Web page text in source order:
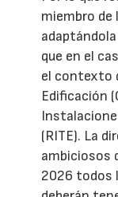
miembro de
que en el
el contexto
Edificación
(RITE). La
ambiciosos
2026 todos